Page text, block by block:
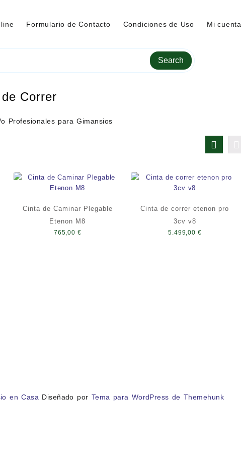
Formulario de Contacto Condiciones de Uso Mi cuenta
Search
Correr
Profesionales para Gimansios
Cinta de Caminar Plegable
Etenon M8
765,00 €
Cinta de correr etenon pro
3cv v8
5.499,00 €
en Casa Diseñado por Tema para WordPress de Themehunk